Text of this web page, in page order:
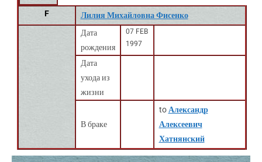
F
Лилия Михайловна Фисенко
Дата
рождения
07 FEB
1997
Дата
ухода из
жизни
В браке
to Александр
Алексеевич
Хатнянский